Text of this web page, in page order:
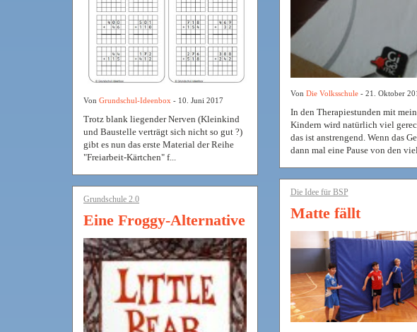
Von Grundschul-Ideenbox - 10. Juni 2017
Trotz blank liegender Nerven (Kleinkind
und Baustelle verträgt sich nicht so gut ?)
gibt es nun das erste Material der Reihe
"Freiarbeit-Kärtchen" f...
Grundschule 2.0
Eine Froggy-Alternative
Von Die Volksschule- 21. Oktober
In den Therapiestunden mit
Kindern wird natürlich viel
das ist anstrengend. Wenn das
dann mal eine Pause von den
Die Idee für BSP
Matte fällt